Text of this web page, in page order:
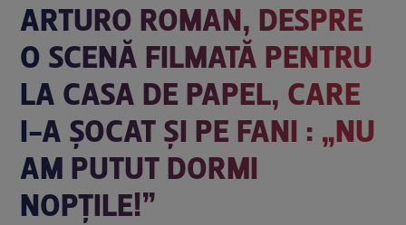
ARTURO ROMAN, DESPRE
O SCENĂ FILMATĂ PENTRU
LA CASA DE PAPEL, CARE
I-A ȘOCAT ȘI PE FANI : „NU
AM PUTUT DORMI
NOPȚILE!”